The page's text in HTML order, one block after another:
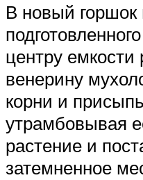
В новый горшок
центру емкости
венерину
корни и
утрамбовывая
растение и
затемненное